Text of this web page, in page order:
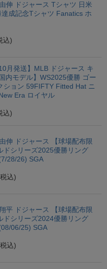
伸 ドジャース Tシャツ 日米
成記念Tシャツ Fanatics ホ
込)
月発送】MLB ドジャース キ
内モデル】WS2025優勝 ゴー
ション 59FIFTY Fitted Hat ニ
Era ロイヤル
込)
伸 ドジャース 【球場配布限
ドシリーズ2025優勝リング
28/26) SGA
込)
平 ドジャース 【球場配布限
ドシリーズ2024優勝リング
06/25) SGA
込)